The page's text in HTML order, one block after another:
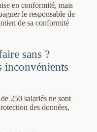
en conformité, mais
le responsable de
de sa conformité
sans ?
inconvénients
250 salariés ne sont
des données,